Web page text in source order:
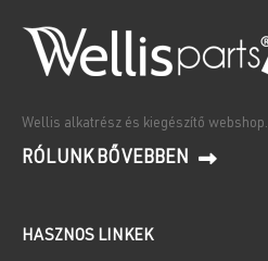
Wellis alkatrész és kiegészítő webshop.
RÓLUNK BŐVEBBEN
HASZNOS LINKEK